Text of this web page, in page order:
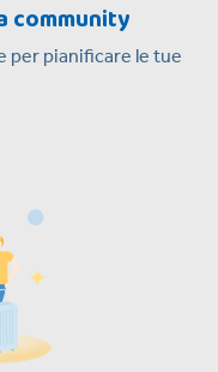
community
per pianificare le tue